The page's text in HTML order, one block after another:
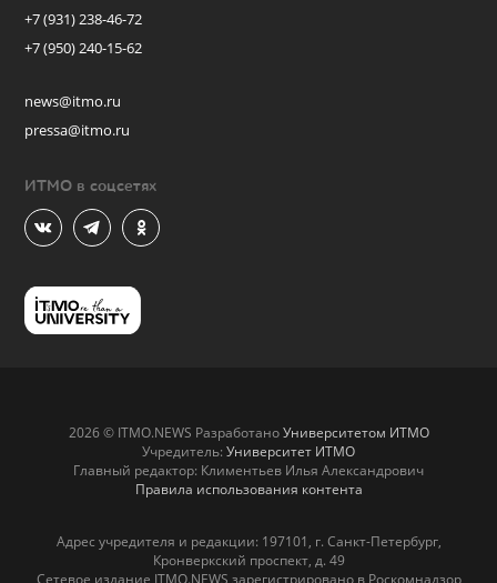
+7 (931) 238-46-72
+7 (950) 240-15-62
news@itmo.ru
pressa@itmo.ru
ИТМО в соцсетях
2026 © ITMO.NEWS РазработаноУниверситетом ИТМО
Учредитель: Университет ИТМО
Главный редактор: Климентьев Илья Александрович
Правила использования контента
Адрес учредителя и редакции: 197101, г. Санкт-Петербург,
Кронверкский проспект, д. 49
Сетевое издание ITMO.NEWS зарегистрировано в Роскомнадзор